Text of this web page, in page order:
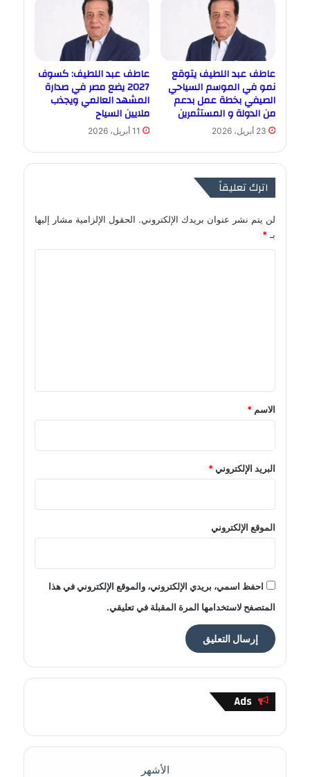
عاطف عبد اللطيف يتوقع
نمو في الموسم السياحي
الصيفي بخطة عمل بدعم
من الدولة و المستثمرين
23 أبريل، 2026
عاطف عبد اللطيف: كسوف
2027 يضع مصر في صدارة
المشهد العالمي ويجذب
ملايين السياح
11 أبريل، 2026
اترك تعليقاً
لن يتم نشر عنوان بريدك الإلكتروني. الحقول الإلزامية مشار إليها
بـ *
*
الاسم *
البريد الإلكتروني*
الموقع الإلكتروني
احفظ اسمي، بريدي الإلكتروني، والموقع الإلكتروني في هذا
المتصفح لاستخدامها المرة المقبلة في تعليقي.
Ads
الأشهر